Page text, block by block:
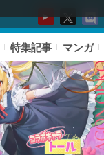
特集記事 マンガ